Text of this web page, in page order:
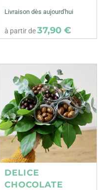
Livraison dès aujourd'hui
à partir de37,90 €
DELICE
CHOCOLATE